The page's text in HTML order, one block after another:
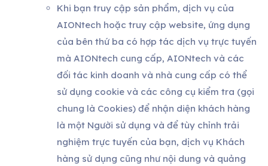
Khi bạn truy cập sản phẩm, dịch vụ của
AIONtech hoặc truy cập website, ứng dụng
của bên thứ ba có hợp tác dịch vụ trực tuyến
mà AIONtech cung cấp, AIONtech và các
đối tác kinh doanh và nhà cung cấp có thể
sử dụng cookie và các công cụ kiểm tra (gọi
chung là Cookies) để nhận diện khách hàng
là một Người sử dụng và để tùy chỉnh trải
nghiệm trực tuyến của bạn, dịch vụ Khách
hàng sử dụng cũng như nội dung và quảng